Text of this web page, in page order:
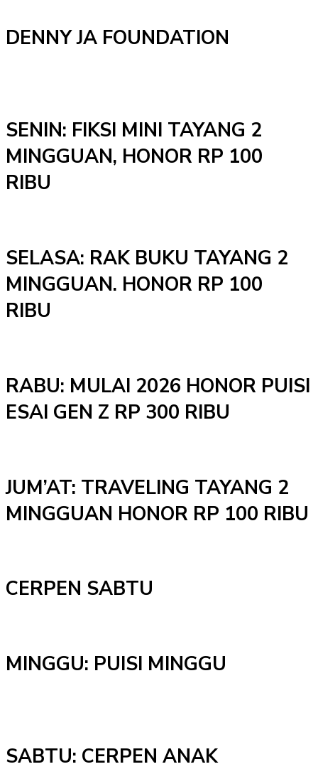
DENNY JA FOUNDATION
SENIN: FIKSI MINI TAYANG 2
MINGGUAN, HONOR RP 100
RIBU
SELASA: RAK BUKU TAYANG 2
MINGGUAN. HONOR RP 100
RIBU
RABU: MULAI 2026 HONOR PUISI
ESAI GEN Z RP 300 RIBU
JUM’AT: TRAVELING TAYANG 2
MINGGUAN HONOR RP 100 RIBU
CERPEN SABTU
MINGGU: PUISI MINGGU
SABTU: CERPEN ANAK